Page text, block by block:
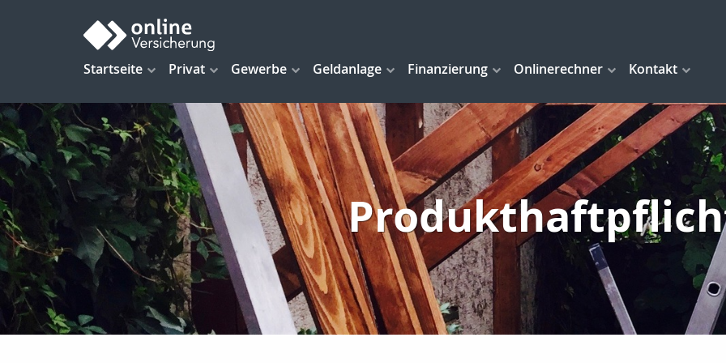
Startseite Privat Gewerbe Geldanlage Finanzierung Onlinerechner Kontakt